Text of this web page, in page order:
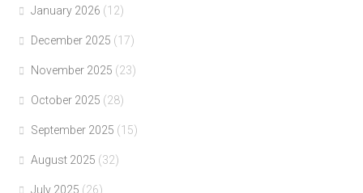
January 2026 (12)
December 2025 (17)
November 2025 (23)
October 2025 (28)
September 2025 (15)
August 2025 (32)
July 2025 (26)